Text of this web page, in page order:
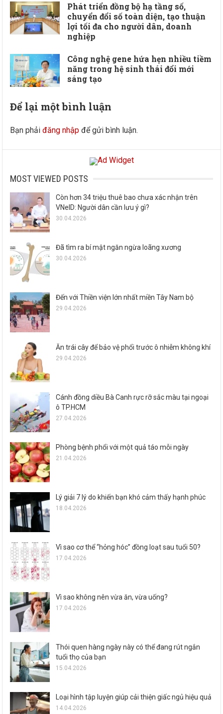
Phát triển đồng bộ hạ tầng số,
chuyển đổi số toàn diện, tạo thuận
lợi tối đa cho người dân, doanh
nghiệp
Công nghệ gene hứa hẹn nhiều tiềm
năng trong hệ sinh thái đổi mới
sáng tạo
Để lại một bình luận
Bạn phảiđăng nhập để gửi bình luận.
MOST VIEWED POSTS
Còn hơn 34 triệu thuê bao chưa xác nhận trên
VNeID: Người dân cần lưu ý gì?
30.04.2026
Đã tìm ra bí mật ngăn ngừa loãng xương
30.04.2026
Đến với Thiền viện lớn nhất miền Tây Nam bộ
29.04.2026
Ăn trái cây để bảo vệ phổi trước ô nhiễm không khí
29.04.2026
Cánh đồng diều Bà Canh rực rỡ sắc màu tại ngoại
ô TP.HCM
27.04.2026
Phòng bệnh phổi với một quả táo mỗi ngày
21.04.2026
Lý giải 7 lý do khiến bạn khó cảm thấy hạnh phúc
18.04.2026
Vì sao cơ thể “hỏng hóc” đồng loạt sau tuổi 50?
17.04.2026
Vì sao không nên vừa ăn, vừa uống?
17.04.2026
Thói quen hàng ngày này có thể đang rút ngắn
tuổi thọ của bạn
15.04.2026
Loại hình tập luyện giúp cải thiện giấc ngủ hiệu quả
14.04.2026